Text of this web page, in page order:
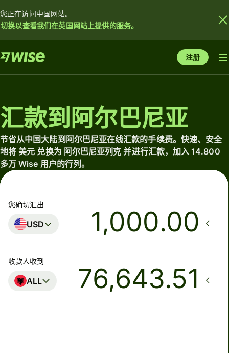
您正在访问中国网站。
切换以查看我们在英国网站上提供的服务。
注册
汇款到阿尔巴尼亚
节省从中国大陆到阿尔巴尼亚在线汇款的手续费。快速、安全
地将 美元 兑换为 阿尔巴尼亚列克 并进行汇款，加入 14.800
多万 Wise 用户的行列。
您确切汇出
USD .00
收款人收到
ALL